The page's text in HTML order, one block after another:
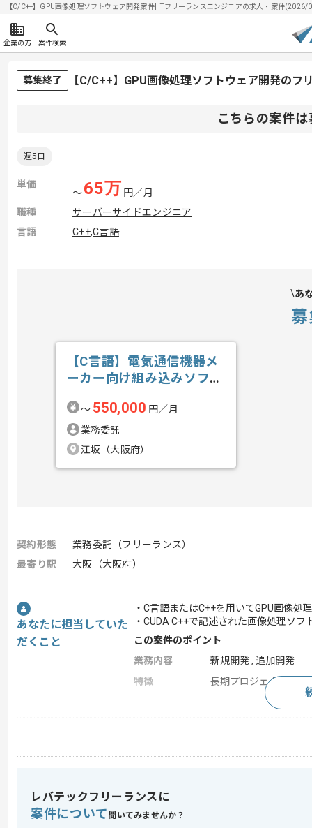
【C/C++】GPU画像処理ソフトウェア開発案件| ITフリーランスエンジニアの求人・案件
企業の方 案件検索
募集終了 【C/C++】GPU画像処理ソフトウェア開発のフ
こちらの案件
週5日
単価
〜65万 円／月
職種
サーバーサイドエンジニア
言語
C++,C言語
あ
【C言語】電気通信機器メ
ーカー向け組み込みソフト
〜 550,000 円／月
業務委託
江坂（大阪府）
契約形態
業務委託（フリーランス）
最寄り駅
大阪（大阪府）
あなたに担当していた
だくこと
・C言語またはC++を用いてGPU画像
・CUDA C++で記述された画像処理ソ
この案件のポイント
業務内容
新規開発 , 追加開発
特徴
長期プロジェクト
・ソフトウェア開発経験
・C言語またはC++を用いた開発経験
レバテックフリーランスに
案件について 聞いてみませんか？